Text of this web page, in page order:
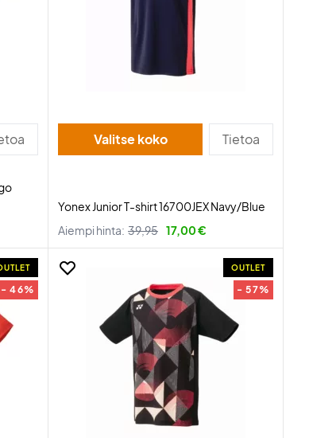
Valitse koko Tietoa
Yonex Junior T-shirt 16700JEX Navy/Blue
Aiempi hinta: 39,95 17,00 €
- 46%
OUTLET
- 57%